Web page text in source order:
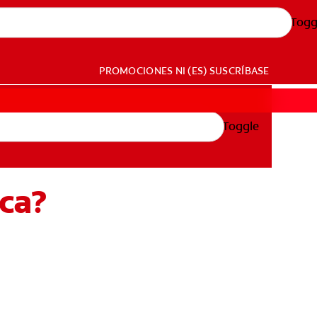
PROMOCIONES NI (ES) SUSCRÍBASE
Toggle